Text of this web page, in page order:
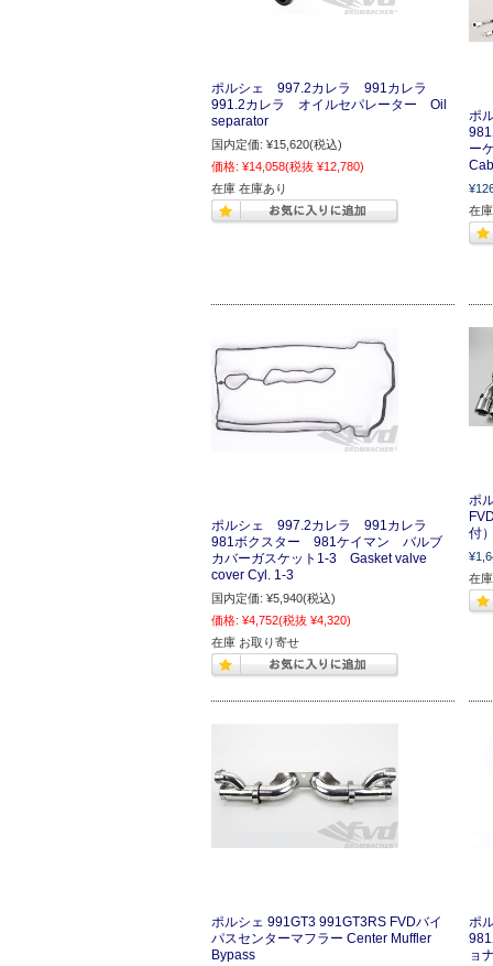
ポルシェ 997.2カレラ 991カレラ
991.2カレラ オイルセパレーター Oil
separator
国内定価: ¥15,620(税込)
価格: ¥14,058(税抜 ¥12,780)
在庫 在庫あり
ポ
ー
在
ポルシェ 997.2カレラ 991カレラ
981ボクスター 981ケイマン バルブ
カバーガスケット1-3 Gasket valve
cover Cyl. 1-3
国内定価: ¥5,940(税込)
価格: ¥4,752(税抜 ¥4,320)
在庫 お取り寄せ
ポ
付
在
ポルシェ 991GT3 991GT3RS FVDバイ
パスセンターマフラー Center Muffler
Bypass
ポ
ョ